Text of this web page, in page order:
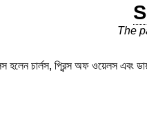
The
হলেন চার্লস, প্রিন্স অফ ওয়েলস এবং